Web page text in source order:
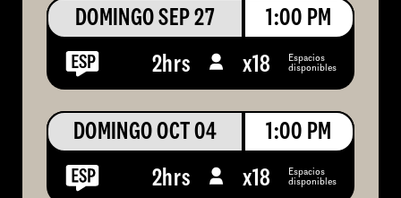
DOMINGO SEP 27
1:00 PM
2hrs
x18 Espacios
disponibles
DOMINGO OCT 04
1:00 PM
2hrs
x18 Espacios
disponibles